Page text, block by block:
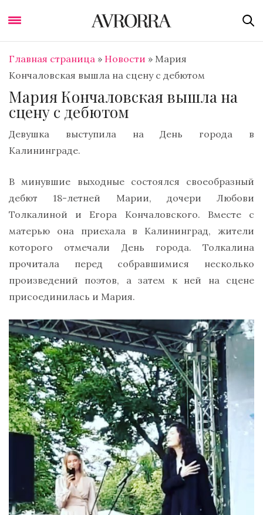
Главная страница » Новости » Мария
Кончаловская вышла на сцену с дебютом
Мария Кончаловская вышла на
сцену с дебютом
Девушка выступила на День города в
Калининграде.
В минувшие выходные состоялся своеобразный
дебют 18-летней Марии, дочери Любови
Толкалиной и Егора Кончаловского. Вместе с
матерью она приехала в Калининград, жители
которого отмечали День города. Толкалина
прочитала перед собравшимися несколько
произведений поэтов, а затем к ней на сцене
присоединилась и Мария.